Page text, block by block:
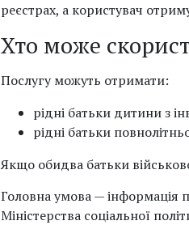
реєстрах, а користувач
Хто може
Послугу можуть отримати:
рідні батьки дитини з
рідні батьки
Якщо обидва батьки
Головна умова — інформація
Міністерства соціальної